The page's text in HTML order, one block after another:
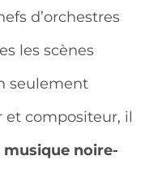
d’orchestres
les scènes
seulement
et compositeur, il
musique noire-